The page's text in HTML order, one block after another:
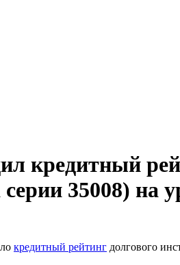
кредитный
35008) на
кредитный рейтинг долгового